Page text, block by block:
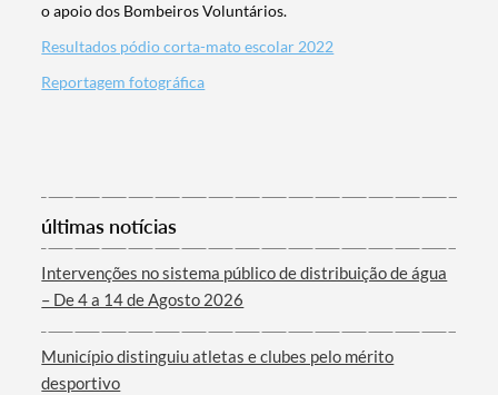
Filtros
o apoio dos Bombeiros Voluntários.
Resultados pódio corta-mato escolar 2022
Reportagem fotográfica
últimas notícias
Intervenções no sistema público de distribuição de água
– De 4 a 14 de Agosto 2026
Município distinguiu atletas e clubes pelo mérito
desportivo